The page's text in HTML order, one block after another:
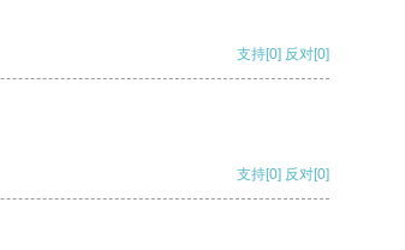
支持[0] 反对[0]
支持[0] 反对[0]